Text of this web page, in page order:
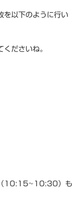
を以下のように行い
ださいね。
（10:15~10:30）も